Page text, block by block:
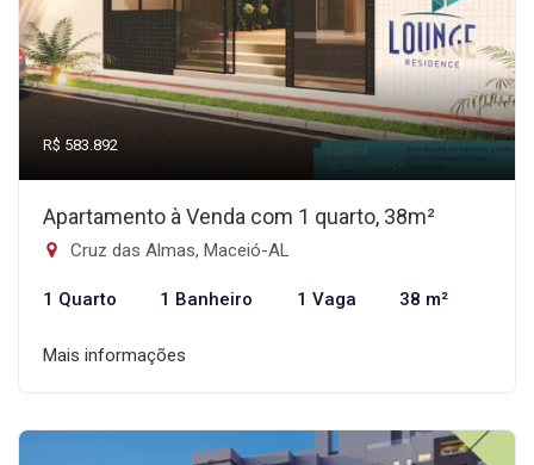
R$ 583.892
Apartamento à Venda com 1 quarto, 38m²
Cruz das Almas, Maceió-AL
1 Quarto 1 Banheiro 1 Vaga 38 m²
Mais informações